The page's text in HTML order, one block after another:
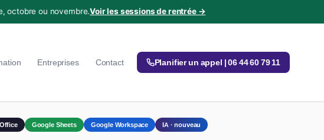
octobre ou novembre.Voir les sessions de rentrée →
Entreprises Contact Planifier un appel | 06 44 60 79 11
Google Sheets Google Workspace IA · nouveau